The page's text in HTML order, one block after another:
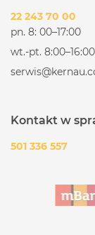
22 243 70 00
pn. 8: 00–17:00
wt.-pt. 8:00–16:00
Kontakt w
501 336 557